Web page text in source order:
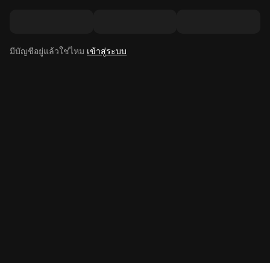
มีบัญชีอยู่แล้วใช่ไหม เข้าสู่ระบบ